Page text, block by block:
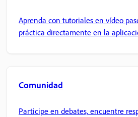
Aprenda con tutoriales en vídeo
práctica directamente en la
Comunidad
Participe en debates, encuentre